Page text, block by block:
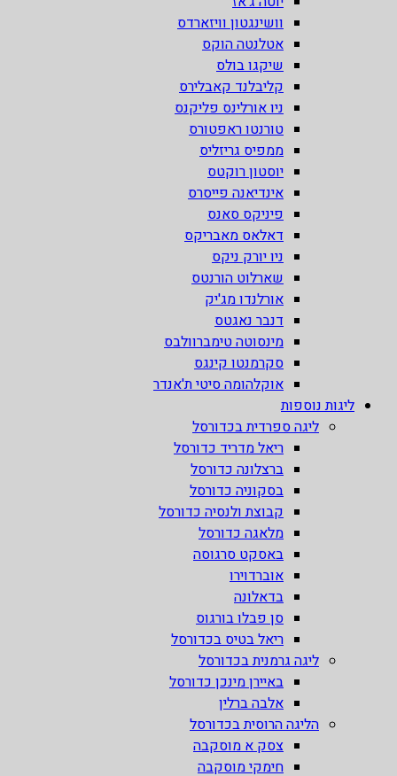
וושינגטון וויזארדס
אטלנטה הוקס
שיקגו בולס
קליבלנד קאבלירס
ניו אורלינס פליקנס
טורנטו ראפטורס
ממפיס גריזליס
יוסטון רוקטס
אינדיאנה פייסרס
פיניקס סאנס
דאלאס מאבריקס
ניו יורק ניקס
שארלוט הורנטס
אורלנדו מג'יק
דנבר נאגטס
מינסוטה טימברוולבס
סקרמנטו קינגס
אוקלהומה סיטי ת'אנדר
ליגות נוספות
ליגה ספרדית בכדורסל
ריאל מדריד כדורסל
ברצלונה כדורסל
בסקוניה כדורסל
קבוצת ולנסיה כדורסל
מלאגה כדורסל
באסקט סרגוסה
אוברדוירו
בדאלונה
סן פבלו בורגוס
ריאל בטיס בכדורסל
ליגה גרמנית בכדורסל
באיירן מינכן כדורסל
אלבה ברלין
הליגה הרוסית בכדורסל
צסק א מוסקבה
חימקי מוסקבה